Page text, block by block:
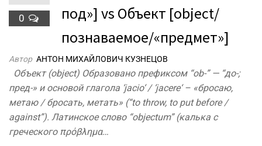
0
под»] vs Объект [object/
познаваемое/«предмет»]
Автор АНТОН МИХАЙЛОВИЧ КУЗНЕЦОВ
Объект (object) Образовано префиксом “ob-” — “до-;
пред-» и основой глагола ‘jacio‘ / ‘jacere‘ – «бросаю,
метаю / бросать, метать» (“to throw, to put before /
against”). Латинское слово “objectum” (калька с
греческого πρόβλημα…